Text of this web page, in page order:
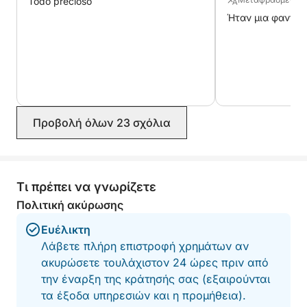
τέντα ηλίου, τραπέζι εξωτερικού χώρου, ντους,
ηχοσύστημα και πλατφόρμα κολύμβησης για
Σανίδα Paddle
Seabob (Sublue)
- Skipper: 200€
Διαθέσιμες επιλογές:
Ρυμουλκούμενος σωλήνας (1 ή 2 άτομα): 40€ /
κράτηση
Wakeboard: 40€ / κράτηση
Ήταν μια
Προβολή όλων 23 σχόλια
Τι πρέπει να γνωρίζετε
Πολιτική ακύρωσης
Ευέλικτη
Λάβετε πλήρη επιστροφή χρημάτων αν
ακυρώσετε τουλάχιστον 24 ώρες πριν από
την έναρξη της κράτησής σας (εξαιρούνται
τα έξοδα υπηρεσιών και η προμήθεια).